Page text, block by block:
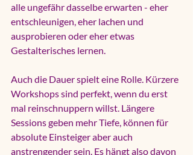
alle ungefähr dasselbe erwarten - eher
entschleunigen, eher lachen und
ausprobieren oder eher etwas
Gestalterisches lernen.
Auch die Dauer spielt eine Rolle. Kürzere
Workshops sind perfekt, wenn du erst
mal reinschnuppern willst. Längere
Sessions geben mehr Tiefe, können für
absolute Einsteiger aber auch
anstrengender sein. Es hängt also davon